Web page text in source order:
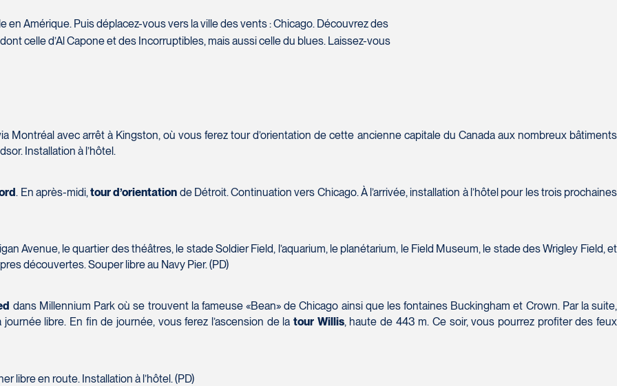
en Amérique. Puis déplacez-vous vers la ville des vents : Chicago. Découvrez des
celle d’Al Capone et des Incorruptibles, mais aussi celle du blues. Laissez-vous
Montréal avec arrêt à Kingston, où vous ferez tour d’orientation de cette ancienne capitale du Canada aux nombreux bâtiments
Installation à l’hôtel.
. En après-midi,tour d’orientation de Détroit. Continuation vers Chicago. À l’arrivée, installation à l’hôtel pour les trois prochaines
Avenue, le quartier des théâtres, le stade Soldier Field, l’aquarium, le planétarium, le Field Museum, le stade des Wrigley Field, et
découvertes. Souper libre au Navy Pier. (PD)
dans Millennium Park où se trouvent la fameuse «Bean» de Chicago ainsi que les fontaines Buckingham et Crown. Par la suite,
libre. En fin de journée, vous ferez l’ascension de la tour Willis, haute de 443 m. Ce soir, vous pourrez profiter des feux
libre en route. Installation à l’hôtel. (PD)
0C1
Téléphone*
SOUMETTRE